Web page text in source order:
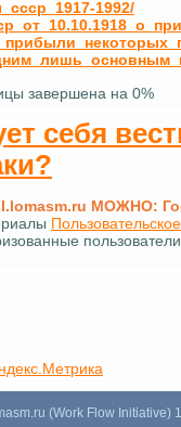
1992/
завершена на 0%
себя
МОЖНО:
везде)
навигации
(Work Flow Initiative)